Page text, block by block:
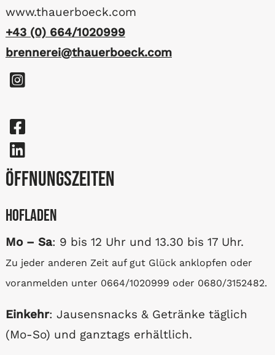
www.thauerboeck.com
+43 (0) 664/1020999
brennerei@thauerboeck.com
Öffnungszeiten
Hofladen
Mo – Sa: 9 bis 12 Uhr und 13.30 bis 17 Uhr.
Zu jeder anderen Zeit auf gut Glück anklopfen oder
voranmelden unter 0664/1020999 oder 0680/3152482.
Einkehr: Jausensnacks & Getränke täglich
(Mo-So) und ganztags erhältlich.